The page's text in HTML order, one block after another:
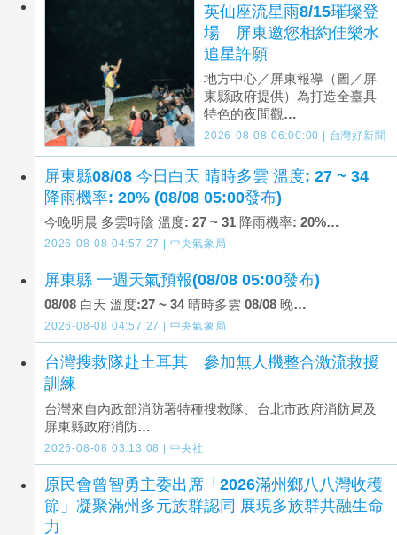
英仙座流星雨8/15璀璨登
場 屏東邀您相約佳樂水
追星許願
地方中心／屏東報導（圖／屏
東縣政府提供）為打造全臺具
特色的夜間觀…
2026-08-08 06:00:00 | 台灣好新聞
屏東縣08/08 今日白天 晴時多雲 溫度: 27 ~ 34
降雨機率: 20% (08/08 05:00發布)
今晚明晨 多雲時陰 溫度: 27 ~ 31 降雨機率: 20%…
2026-08-08 04:57:27 | 中央氣象局
屏東縣 一週天氣預報(08/08 05:00發布)
08/08 白天 溫度:27 ~ 34 晴時多雲 08/08 晚…
2026-08-08 04:57:27 | 中央氣象局
台灣搜救隊赴土耳其 參加無人機整合激流救援
訓練
台灣來自內政部消防署特種搜救隊、台北市政府消防局及
屏東縣政府消防…
2026-08-08 03:13:08 | 中央社
原民會曾智勇主委出席「2026滿州鄉八八灣收穫
節」凝聚滿州多元族群認同 展現多族群共融生命
力